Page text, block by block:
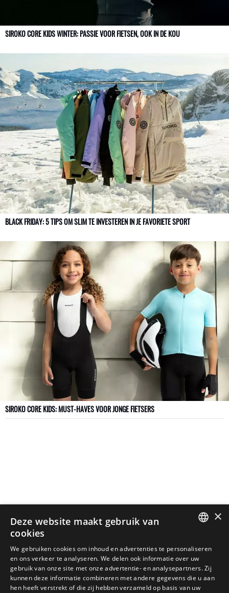
SIROKO CORE KIDS WINTER: PASSIE VOOR FIETSEN, OOK IN DE KOU
BLACK FRIDAY: 5 TIPS OM SLIM TE INVESTEREN IN JE FAVORIETE SPORT
SIROKO CORE KIDS: MUST-HAVES VOOR JONGE FIETSERS
ENGLISH
GREEK
×
Deze website maakt gebruik van
cookies
We gebruiken cookies om inhoud en advertenties te personaliseren
en ons verkeer te analyseren. We delen ook informatie over uw
gebruik van onze site met onze advertentie- en analysepartners. Zij
kunnen deze informatie combineren met andere gegevens die u aan
hen heeft verstrekt of die zij hebben verzameld op basis van uw